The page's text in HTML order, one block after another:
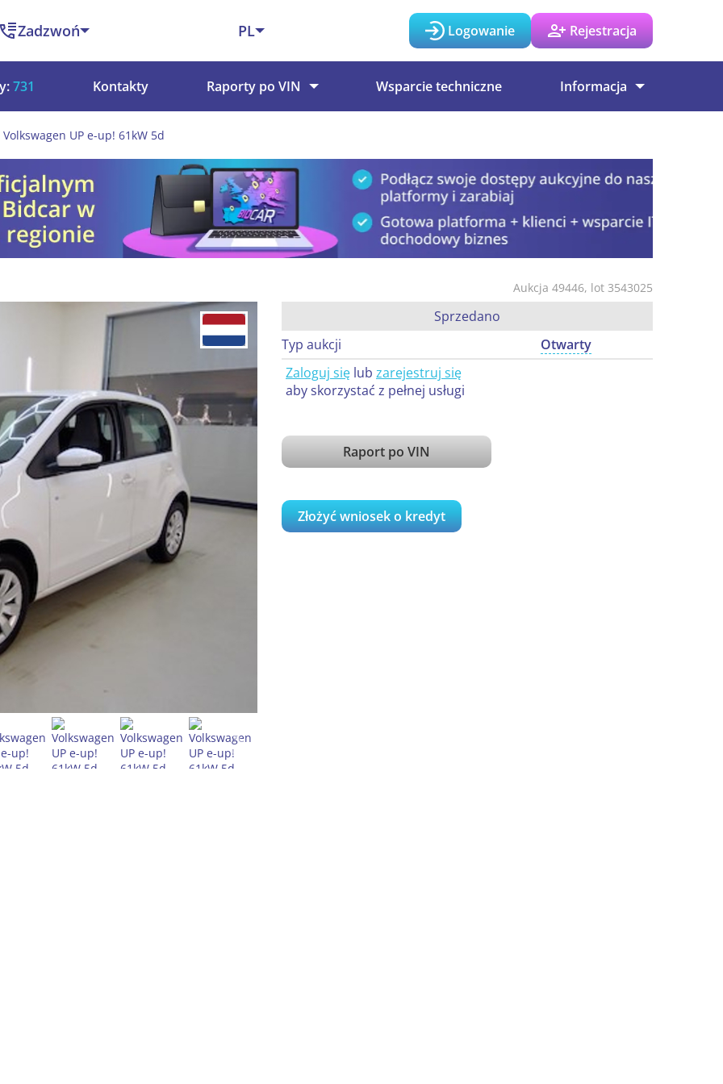
Zadzwoń PL Logowanie Rejestracja
731 Kontakty Raporty po VIN Wsparcie techniczne Informacja
Volkswagen UP e-up! 61kW 5d
Aukcja 49446, lot 3543025
Sprzedano
Typ aukcji
Otwarty
Zaloguj się lub zarejestruj się
aby skorzystać z pełnej usługi
Raport po VIN
Złożyć wniosek o kredyt